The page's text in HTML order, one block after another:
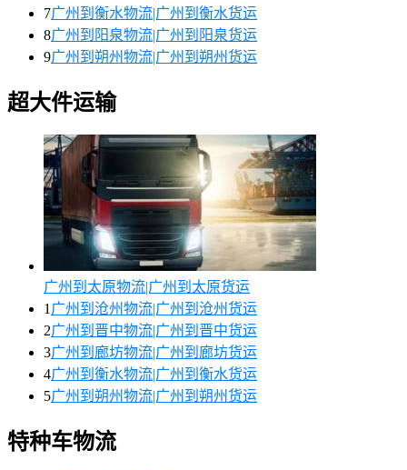
7广州到衡水物流|广州到衡水货运
8广州到阳泉物流|广州到阳泉货运
9广州到朔州物流|广州到朔州货运
超大件运输
广州到太原物流|广州到太原货运
1 广州到沧州物流|广州到沧州货运
2广州到晋中物流|广州到晋中货运
3广州到廊坊物流|广州到廊坊货运
4广州到衡水物流|广州到衡水货运
5广州到朔州物流|广州到朔州货运
特种车物流